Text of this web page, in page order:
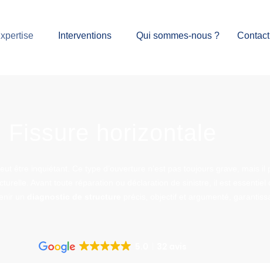
Interventions Qui sommes-nous ? Contact